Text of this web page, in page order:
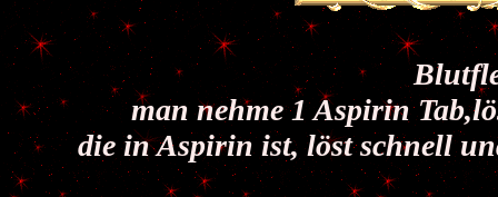
man nehme 1 Aspirin
die in Aspirin ist, löst schnell